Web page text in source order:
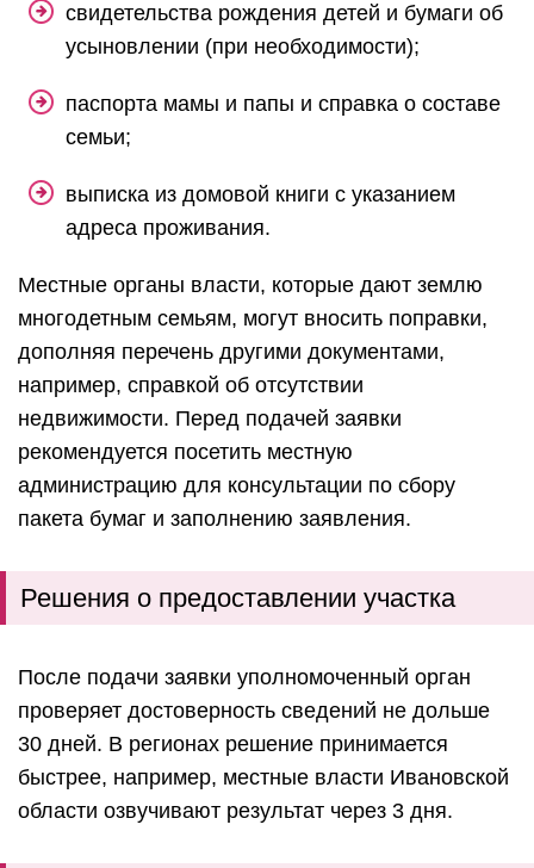
свидетельства рождения детей и бумаги об
усыновлении (при необходимости);
паспорта мамы и папы и справка о составе
семьи;
выписка из домовой книги с указанием
адреса проживания.
Местные органы власти, которые дают землю
многодетным семьям, могут вносить поправки,
дополняя перечень другими документами,
например, справкой об отсутствии
недвижимости. Перед подачей заявки
рекомендуется посетить местную
администрацию для консультации по сбору
пакета бумаг и заполнению заявления.
Решения о предоставлении участка
После подачи заявки уполномоченный орган
проверяет достоверность сведений не дольше
30 дней. В регионах решение принимается
быстрее, например, местные власти Ивановской
области озвучивают результат через 3 дня.